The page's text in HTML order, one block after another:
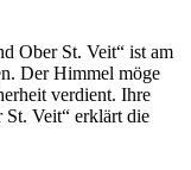
Ober St. Veit“ ist am
Der Himmel möge
verdient. Ihre
St. Veit“ erklärt die